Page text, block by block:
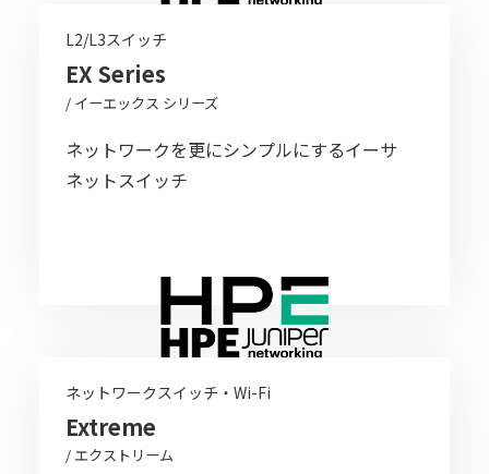
L2/L3スイッチ
EX Series
/ イーエックス シリーズ
ネットワークを更にシンプルにするイーサ
ネットスイッチ
ネットワークスイッチ・Wi-Fi
Extreme
/ エクストリーム​